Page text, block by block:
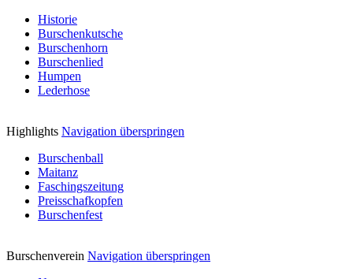
Historie
Burschenkutsche
Burschenhorn
Burschenlied
Humpen
Lederhose
Highlights Navigation überspringen
Burschenball
Maitanz
Faschingszeitung
Preisschafkopfen
Burschenfest
Burschenverein Navigation überspringen